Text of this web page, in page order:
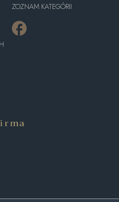
ZOZNAM KATEGÓRII